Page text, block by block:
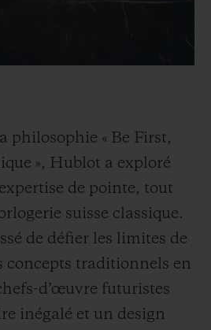
philosophie « Be First,
», Hublot a exploré
de pointe, tout
suisse classique.
de défier les limites de
concepts traditionnels en
d’œuvre futuristes
inégalé et un design